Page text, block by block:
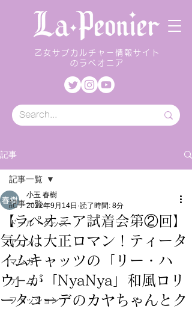
乙女サブカルチャー情報サイト
のラペオニア
記事
記事一覧
ドール・グッズ
アニメ
マンガ
ゲーム
ファッション
記事一覧
【ラペオニア試着会第②回】
気分は大正ロマン！ティータ
イムキャッツの「リー・ハ
ウ」が「NyaNya」和風ロリ
ータコーデのカヤちゃんとク
小玉 春樹
2022年9月14日 読了時間: 8分